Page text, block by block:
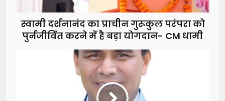
स्वामी दर्शनानंद का प्राचीन गुरूकुल परंपरा को
पुर्नजीर्वित करने में है बड़ा योगदान- CM धामी